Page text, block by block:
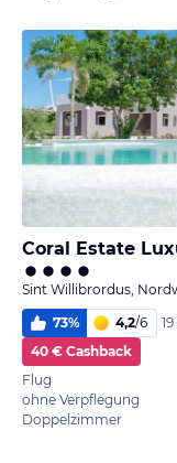
Coral Estate
Sint Willibrordus,
73% 4,2/6
40 € Cashback
Flug
ohne Verpflegung
Doppelzimmer